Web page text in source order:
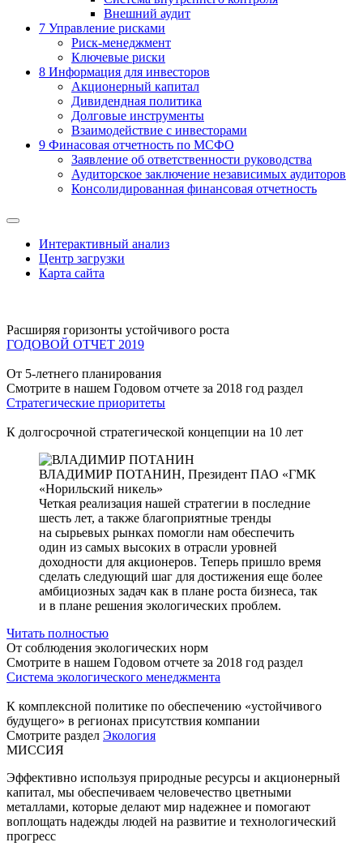
Внешний аудит
7 Управление рисками
Риск-менеджмент
Ключевые риски
8 Информация для инвесторов
Акционерный капитал
Дивидендная политика
Долговые инструменты
Взаимодействие с инвеcторами
9 Финасовая отчетность по МСФО
Заявление об ответственности руководства
Аудиторское заключение независимых аудиторов
Консолидированная финансовая отчетность
Интерактивный анализ
Центр загрузки
Карта сайта
Расширяя горизонты устойчивого роста
ГОДОВОЙ ОТЧЕТ 2019
От 5-летнего планирования
Смотрите в нашем Годовом отчете за 2018 год раздел
Стратегические приоритеты
К долгосрочной стратегической концепции на 10 лет
ВЛАДИМИР ПОТАНИН, Президент ПАО «ГМК
«Норильский никель»
Четкая реализация нашей стратегии в последние
шесть лет, а также благоприятные тренды
на сырьевых рынках помогли нам обеспечить
один из самых высоких в отрасли уровней
доходности для акционеров. Теперь пришло время
сделать следующий шаг для достижения еще более
амбициозных задач как в плане роста бизнеса, так
и в плане решения экологических проблем.
Читать полностью
От соблюдения экологических норм
Смотрите в нашем Годовом отчете за 2018 год раздел
Система экологического менеджмента
К комплексной политике по обеспечению «устойчивого
будущего» в регионах присутствия компании
Смотрите раздел Экология
МИССИЯ
Эффективно используя природные ресурсы и акционерный
капитал, мы обеспечиваем человечество цветными
металлами, которые делают мир надежнее и помогают
воплощать надежды людей на развитие и технологический
прогресс